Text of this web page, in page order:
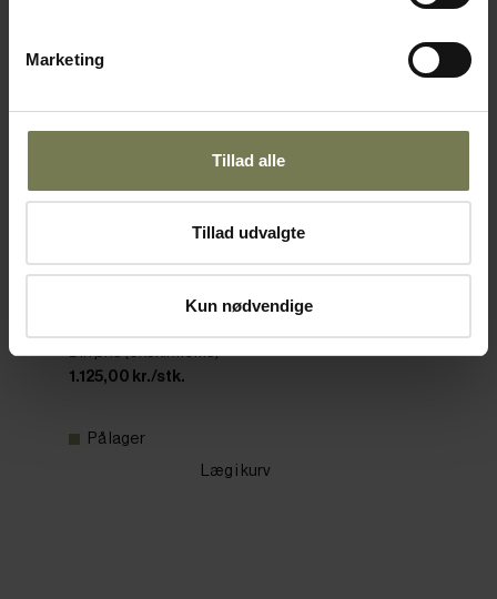
Marketing
Tillad alle
Tillad udvalgte
Kun nødvendige
Varenr: 47625512
Din pris (ekskl. moms)
1.125,00 kr./stk.
På lager
Læg i kurv